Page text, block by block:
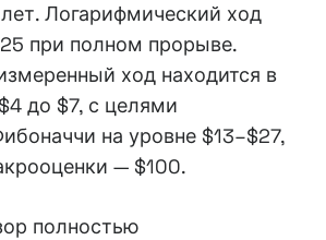
Логарифмический ход
при полном прорыве.
ход находится в
до $7, с целями
на уровне $13–$27,
— $100.
полностью